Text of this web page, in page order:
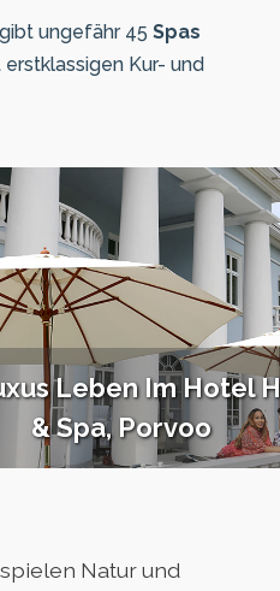
ungefähr 45 Spas
Kur- und
Leben Im Hotel
& Spa, Porvoo
Natur und